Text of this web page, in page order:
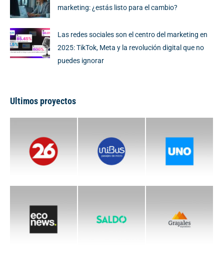
marketing: ¿estás listo para el cambio?
Las redes sociales son el centro del marketing en
2025: TikTok, Meta y la revolución digital que no
puedes ignorar
Ultimos proyectos